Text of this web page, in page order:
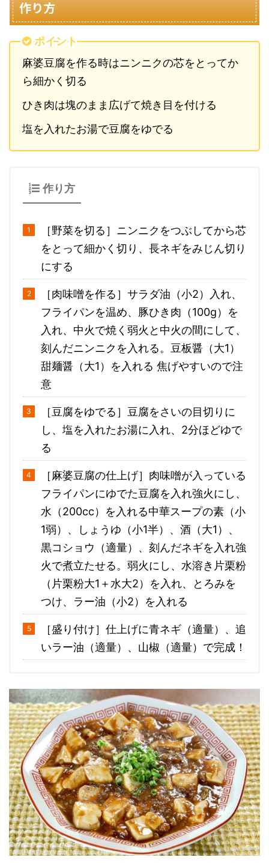
作り方
ポイント
麻婆豆腐を作る時はニンニクの芯をとってか
ら細かく切る
ひき肉は塊のまま広げて焼き目を付ける
塩を入れたお湯で豆腐をゆでる
作り方
［野菜を切る］ニンニクをつぶしてから芯
をとって細かく切り、長ネギをみじん切り
にする
［肉味噌を作る］サラダ油（小2）入れ、
フライパンを温め、豚ひき肉（100g）を
入れ、中火で焼く弱火と中火の間にして、
刻んだニンニクを入れる。豆板醤（大1）
甜麺醤（大1）を入れる 焦げやすいので注
意
［豆腐をゆでる］豆腐をさいの目切りに
し、塩を入れたお湯に入れ、2分ほどゆで
る
［麻婆豆腐の仕上げ］肉味噌が入っている
フライパンにゆでた豆腐を入れ強火にし、
水（200cc）を入れる中華スープの素（小
1弱）、しょうゆ（小1半）、酒（大1）、
黒コショウ（適量）、刻んだネギを入れ強
火で煮立たせる。弱火にし、水溶き片栗粉
（片栗粉大1＋水大2）を入れ、とろみを
つけ、ラー油（小2）を入れる
［盛り付け］仕上げに青ネギ（適量）、追
いラー油（適量）、山椒（適量）で完成！